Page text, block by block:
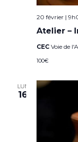
Atelier –
20 février |
CEC Voie de
100€
LUN
16